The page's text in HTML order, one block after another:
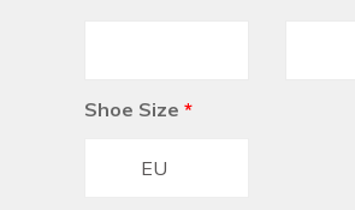
Shoe Size *